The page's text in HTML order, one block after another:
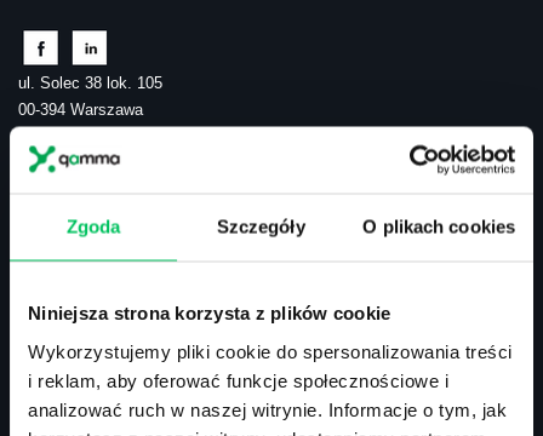
Zgoda Szczegóły O plikach cookies
Niniejsza strona korzysta z plików cookie
Wykorzystujemy pliki cookie do spersonalizowania treści
i reklam, aby oferować funkcje społecznościowe i
analizować ruch w naszej witrynie. Informacje o tym, jak
ul. Solec 38 lok. 105
00-394 Warszawa
Szkolenia zamknięte
Szkolenia – efektywność osobista
Szkolenia HR
Szkolenia – kompetencje przyszłości
Szkolenia – administracja publiczna